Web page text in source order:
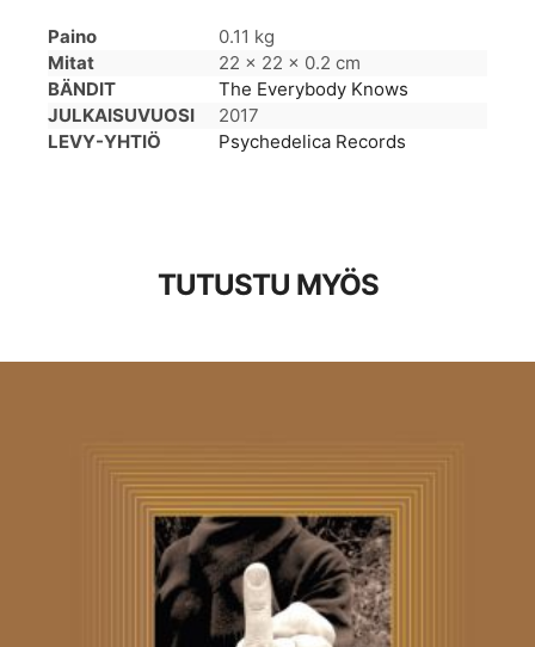
Paino
0.11 kg
Mitat
22 × 22 × 0.2 cm
BÄNDIT
The Everybody Knows
JULKAISUVUOSI
2017
LEVY-YHTIÖ
Psychedelica Records
TUTUSTU MYÖS